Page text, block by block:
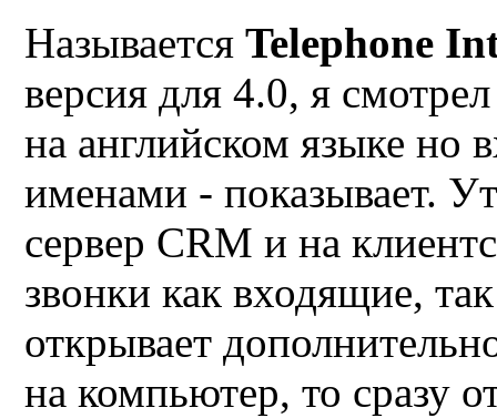
НазываетсяTelephonе
версия для 4.0, я
на английском языке но
именами - показывает.
сервер CRM и на
звонки как входящие,
открывает
на компьютер, то сразу